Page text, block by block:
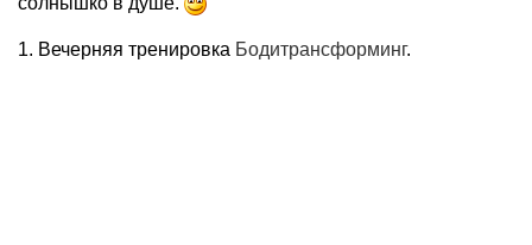
1. Вечерняя тренировка Бодитрансформинг.